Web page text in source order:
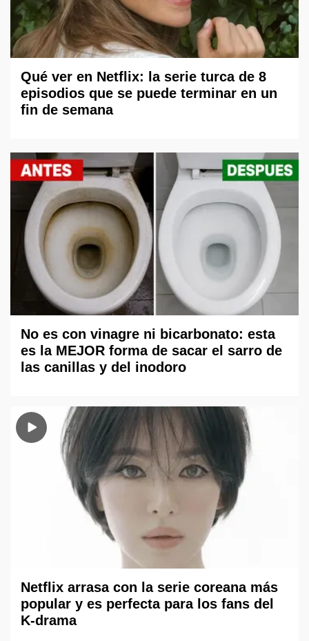
Qué ver en Netflix: la serie turca de 8
episodios que se puede terminar en un
fin de semana
No es con vinagre ni bicarbonato: esta
es la MEJOR forma de sacar el sarro de
las canillas y del inodoro
Netflix arrasa con la serie coreana más
popular y es perfecta para los fans del
K-drama